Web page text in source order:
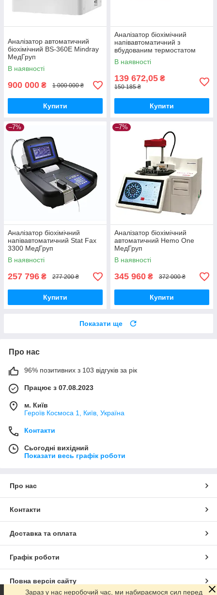
Аналізатор автоматичний
біохімічний ВS-360E Mindray
МедГруп
В наявності
900 000 ₴ 1 000 000 ₴
Купити
Аналізатор біохімічний
напівавтоматичний з
вбудованим термостатом
BioChem SA HTI МедГруп
В наявності
139 672,05 ₴
150 185 ₴
Купити
–7%
Аналізатор біохімічний
напівавтоматичний Stat Fax
3300 МедГруп
В наявності
257 796 ₴ 277 200 ₴
Купити
–7%
Аналізатор біохімічний
автоматичний Hemo One
МедГруп
В наявності
345 960 ₴ 372 000 ₴
Купити
Показати ще
Про нас
96% позитивних з 103 відгуків за рік
Працює з 07.08.2023
м. Київ
Героїв Космоса 1, Київ, Україна
Контакти
Сьогодні вихідний
Показати весь графік роботи
Про нас
Контакти
Доставка та оплата
Графік роботи
Повна версія сайту
Зараз у нас неробочий час, ми набираємося сил перед